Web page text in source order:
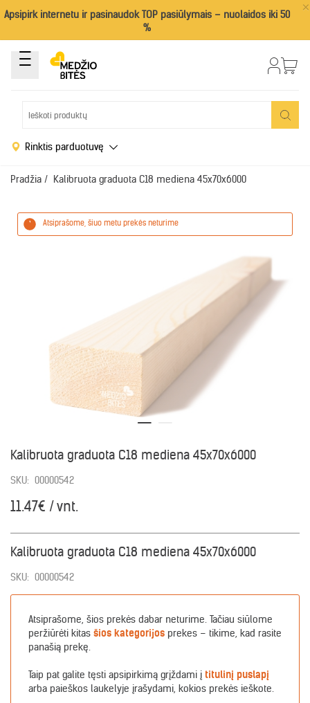
×
Apsipirk internetu ir pasinaudok TOP pasiūlymais – nuolaidos iki 50
%
Rinktis parduotuvę
Pradžia / Kalibruota graduota C18 mediena 45x70x6000
Atsiprašome, šiuo metu prekės neturime
Kalibruota graduota C18 mediena 45x70x6000
SKU: 00000542
11.47€ / vnt.
Kalibruota graduota C18 mediena 45x70x6000
SKU: 00000542
Atsiprašome, šios prekės dabar neturime. Tačiau siūlome
peržiūrėti kitas šios kategorijos prekes – tikime, kad rasite
panašią prekę.
Taip pat galite tęsti apsipirkimą grįždami į titulinį puslapį
arba paieškos laukelyje įrašydami, kokios prekės ieškote.